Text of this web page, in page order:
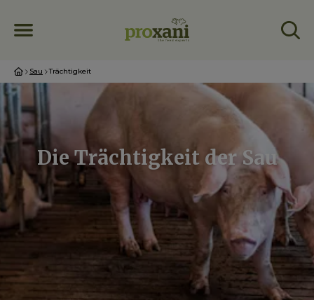
Sau Trächtigkeit
Die Trächtigkeit der Sau